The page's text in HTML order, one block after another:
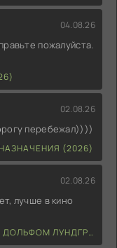
04.08.26
пожалуйста.
02.08.26
перебежал))))
(2026)
02.08.26
лучше в кино
ЛУНДГРЕНОМ (2026)